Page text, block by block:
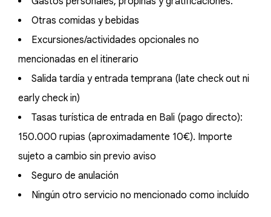
Otras comidas y bebidas
Excursiones/actividades opcionales no
mencionadas en el itinerario
Salida tardía y entrada temprana (late check out ni
early check in)
Tasas turística de entrada en Bali (pago directo):
150.000 rupias (aproximadamente 10€). Importe
sujeto a cambio sin previo aviso
Seguro de anulación
Ningún otro servicio no mencionado como incluído